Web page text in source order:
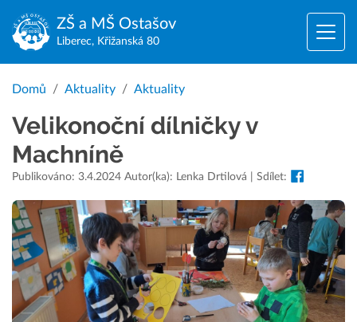
ZŠ a MŠ Ostašov
Liberec, Křižanská 80
Domů Aktuality Aktuality
Velikonoční dílničky v
Machníně
Publikováno: 3.4.2024 Autor(ka): Lenka Drtilová | Sdílet: